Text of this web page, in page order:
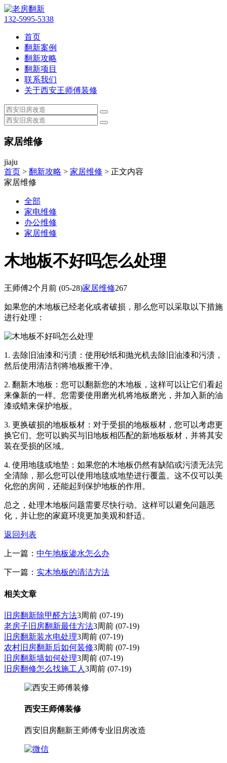
132-5995-5338
首页
翻新案例
翻新攻略
翻新项目
联系我们
关于西安王师傅装修
家居维修
jiaju
首页 > 翻新攻略 > 家居维修 > 正文内容
家居维修
全部
家电维修
办公维修
家居维修
木地板不好吗怎么处理
王师傅2个月前 (05-28)家居维修267
如果您的木地板已经老化或者破损，那么您可以采取以下措施
进行处理：
1. 去除旧油漆和污渍：使用砂纸和抛光机去除旧油漆和污渍，
然后使用清洁剂将地板擦干净。
2. 翻新木地板：您可以翻新您的木地板，这样可以让它们看起
来像新的一样。您需要使用磨光机将地板磨光，并加入新的油
漆或蜡来保护地板。
3. 更换破损的地板板材：对于受损的地板板材，您可以考虑更
换它们。您可以购买与旧地板相匹配的新地板板材，并将其安
装在受损的区域。
4. 使用地毯或地垫：如果您的木地板仍然有缺陷或污渍无法完
全清除，那么您可以使用地毯或地垫进行覆盖。这不仅可以美
化您的房间，还能起到保护地板的作用。
总之，处理木地板问题需要尽快行动。这样可以避免问题恶
化，并让您的家庭环境更加美观和舒适。
返回列表
上一篇： 中午地板渗水怎么办
下一篇： 实木地板的清洁方法
相关文章
旧房翻新除甲醛方法3周前 (07-19)
老房子旧房翻新最佳方法3周前 (07-19)
旧房翻新装水电处理3周前 (07-19)
农村旧房翻新后如何装修3周前 (07-19)
旧房翻新墙如何处理3周前 (07-19)
旧房翻修怎么找施工人 3周前 (07-19)
西安王师傅装修
西安旧房翻新王师傅专业旧房改造